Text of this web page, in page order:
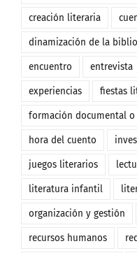
creación literaria
dinamización de la
encuentro entrevista
experiencias fiestas
formación documental o
hora del cuento
juegos literarios
literatura infantil
organización y gestión
recursos humanos